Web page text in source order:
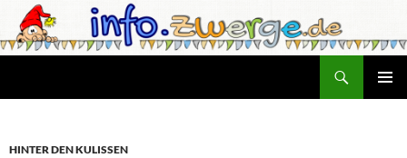
Zum
Inhalt
springen
HINTER DEN KULISSEN